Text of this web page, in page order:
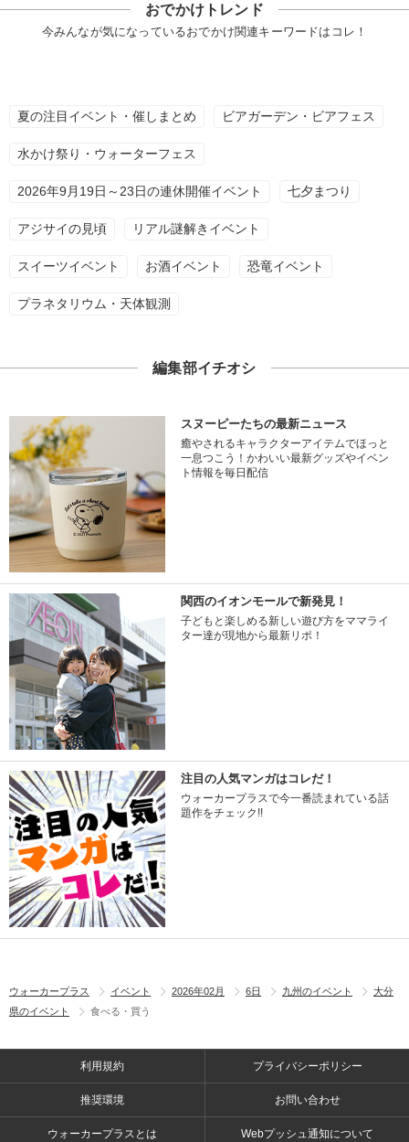
おでかけトレンド
今みんなが気になっているおでかけ関連キーワードはコレ！
夏の注目イベント・催しまとめ ビアガーデン・ビアフェス
水かけ祭り・ウォーターフェス
2026年9月19日～23日の連休開催イベント 七夕まつり
アジサイの見頃 リアル謎解きイベント
スイーツイベント お酒イベント 恐竜イベント
プラネタリウム・天体観測
編集部イチオシ
スヌーピーたちの最新ニュース
癒やされるキャラクターアイテムでほっと
一息つこう！かわいい最新グッズやイベン
ト情報を毎日配信
関西のイオンモールで新発見！
子どもと楽しめる新しい遊び方をママライ
ター達が現地から最新リポ！
注目の人気マンガはコレだ！
ウォーカープラスで今一番読まれている話
題作をチェック!!
ウォーカープラス イベント 2026年02月 6日 九州のイベント
大分
県のイベント
食べる・買う
利用規約 プライバシーポリシー
推奨環境 お問い合わせ
ウォーカープラスとは Webプッシュ通知について